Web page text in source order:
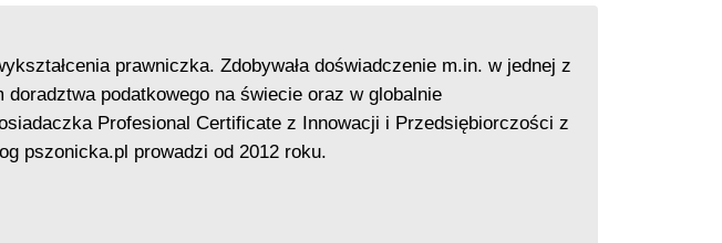
prawniczka. Zdobywała doświadczenie m.in. w jednej z
podatkowego na świecie oraz w globalnie
Profesional Certificate z Innowacji i Przedsiębiorczości z
pszonicka.pl prowadzi od 2012 roku.